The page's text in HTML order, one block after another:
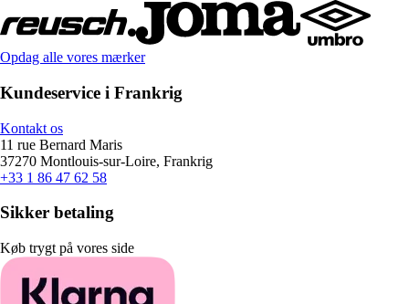
Opdag alle vores mærker
Kundeservice i Frankrig
Kontakt os
11 rue Bernard Maris
37270 Montlouis-sur-Loire, Frankrig
+33 1 86 47 62 58
Sikker betaling
Køb trygt på vores side